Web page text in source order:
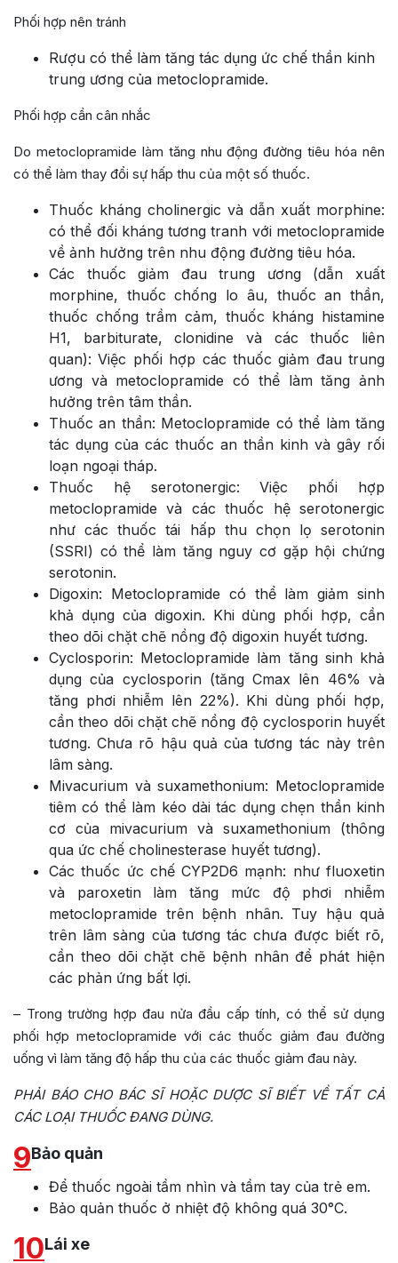
Phối hợp nên tránh
Rượu có thể làm tăng tác dụng ức chế thần kinh
trung ương của metoclopramide.
Phối hợp cần cân nhắc
Do metoclopramide làm tăng nhu động đường tiêu hóa nên
có thể làm thay đổi sự hấp thu của một số thuốc.
Thuốc kháng cholinergic và dẫn xuất morphine:
có thể đối kháng tương tranh với metoclopramide
về ảnh hưởng trên nhu động đường tiêu hóa.
Các thuốc giảm đau trung ương (dẫn xuất
morphine, thuốc chống lo âu, thuốc an thần,
thuốc chống trầm cảm, thuốc kháng histamine
H1, barbiturate, clonidine và các thuốc liên
quan): Việc phối hợp các thuốc giảm đau trung
ương và metoclopramide có thể làm tăng ảnh
hưởng trên tâm thần.
Thuốc an thần: Metoclopramide có thể làm tăng
tác dụng của các thuốc an thần kinh và gây rối
loạn ngoại tháp.
Thuốc hệ serotonergic: Việc phối hợp
metoclopramide và các thuốc hệ serotonergic
như các thuốc tái hấp thu chọn lọ serotonin
(SSRI) có thể làm tăng nguy cơ gặp hội chứng
serotonin.
Digoxin: Metoclopramide có thể làm giảm sinh
khả dụng của digoxin. Khi dùng phối hợp, cần
theo dõi chặt chẽ nồng độ digoxin huyết tương.
Cyclosporin: Metoclopramide làm tăng sinh khả
dụng của cyclosporin (tăng Cmax lên 46% và
tăng phơi nhiễm lên 22%). Khi dùng phối hợp,
cần theo dõi chặt chẽ nồng độ cyclosporin huyết
tương. Chưa rõ hậu quả của tương tác này trên
lâm sàng.
Mivacurium và suxamethonium: Metoclopramide
tiêm có thể làm kéo dài tác dụng chẹn thần kinh
cơ của mivacurium và suxamethonium (thông
qua ức chế cholinesterase huyết tương).
Các thuốc ức chế CYP2D6 mạnh: như fluoxetin
và paroxetin làm tăng mức độ phơi nhiễm
metoclopramide trên bệnh nhân. Tuy hậu quả
trên lâm sàng của tương tác chưa được biết rõ,
cần theo dõi chặt chẽ bệnh nhân để phát hiện
các phản ứng bất lợi.
– Trong trường hợp đau nửa đầu cấp tính, có thể sử dụng
phối hợp metoclopramide với các thuốc giảm đau đường
uống vì làm tăng độ hấp thu của các thuốc giảm đau này.
PHẢI BÁO CHO BÁC SĨ HOẶC DƯỢC SĨ BIẾT VỀ TẤT CẢ
CÁC LOẠI THUỐC ĐANG DÙNG.
9Bảo quản
Để thuốc ngoài tầm nhìn và tầm tay của trẻ em.
Bảo quản thuốc ở nhiệt độ không quá 30°C.
10Lái xe